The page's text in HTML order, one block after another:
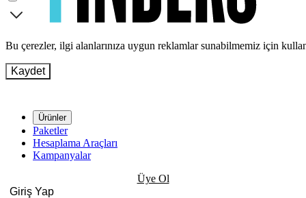
Bu çerezler, ilgi alanlarınıza uygun reklamlar sunabilmemiz için
Kaydet
Ürünler
Paketler
Hesaplama Araçları
Kampanyalar
Üye Ol
Giriş Yap